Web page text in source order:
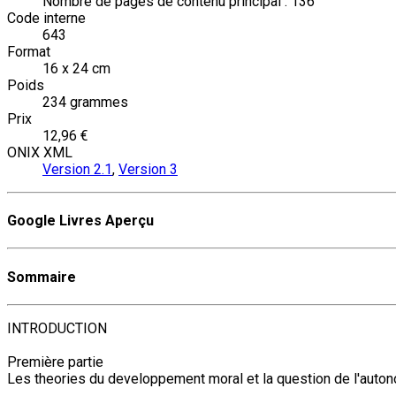
Code interne
643
Format
16 x 24 cm
Poids
234 grammes
Prix
12,96 €
ONIX XML
Version 2.1, Version 3
Google Livres Aperçu
Sommaire
INTRODUCTION
Première partie
Les theories du developpement moral et la question de